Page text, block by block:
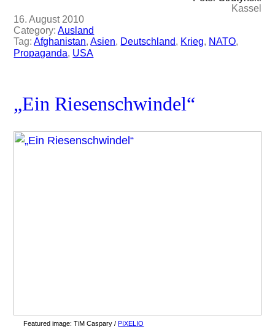
Kassel
16. August 2010
Category:Ausland
Tag:Afghanistan, Asien, Deutschland, Krieg, NATO
Propaganda, USA
„Ein Riesenschwindel“
Featured image:TiM Caspary / PIXELIO